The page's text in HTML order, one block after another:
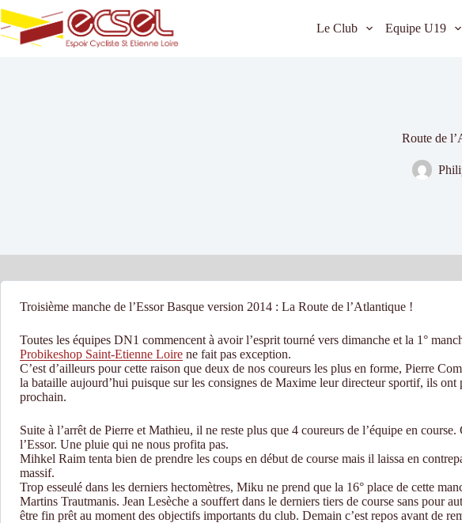
Passer
au
contenu
Le Club Equipe U19
Route de
Troisième manche de l’Essor Basque version 2014 : La Route de l’Atlantique !
Toutes les équipes DN1 commencent à avoir l’esprit tourné vers dimanche et la 1°
Probikeshop Saint-Etienne Loire ne fait pas exception.
C’est d’ailleurs pour cette raison que deux de nos coureurs les plus en forme, Pierre
la bataille aujourd’hui puisque sur les consignes de Maxime leur directeur sportif, ils ont
prochain.
Suite à l’arrêt de Pierre et Mathieu, il ne reste plus que 4 coureurs de l’équipe en
l’Essor. Une pluie qui ne nous profita pas.
Mihkel Raim tenta bien de prendre les coups en début de course mais il laissa en
massif.
Trop esseulé dans les derniers hectomètres, Miku ne prend que la 16° place de cette
Martins Trautmanis. Jean Lesèche a souffert dans le derniers tiers de course sans pour
être fin prêt au moment des objectifs importants du club. Demain c’est repos avant de